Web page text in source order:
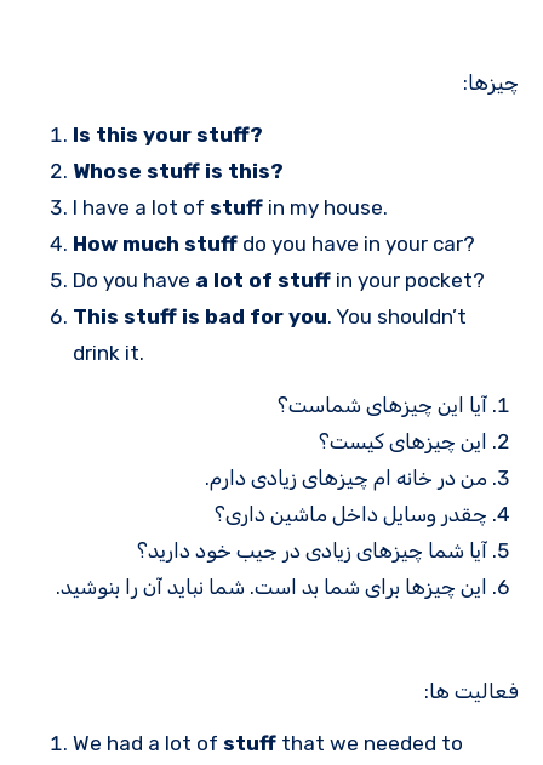
چیزها:
Is this your stuff?
Whose stuff is this?
I have a lot of stuff in my house.
How much stuff do you have in your car?
Do you have a lot of stuff in your pocket?
This stuff is bad for you. You shouldn’t
drink it.
آیا این چیزهای شماست؟
این چیزهای کیست؟
من در خانه ام چیزهای زیادی دارم.
چقدر وسایل داخل ماشین داری؟
آیا شما چیزهای زیادی در جیب خود دارید؟
این چیزها برای شما بد است. شما نباید آن را بنوشید.
فعالیت ها:
We had a lot of stuff that we needed to